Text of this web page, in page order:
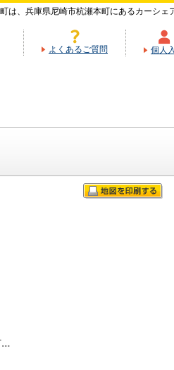
は、兵庫県尼崎市杭瀬本町にあるカーシェ
よくあるご質問 個人